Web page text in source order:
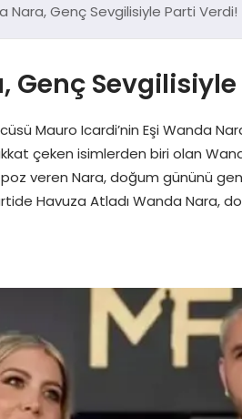
Nara, Genç Sevgilisiyle Parti Verdi!
Genç
Mauro Icardi’nin Eşi Wanda
çeken isimlerden biri olan
poz veren Nara, doğum gününü
Havuza Atladı Wanda Nara,